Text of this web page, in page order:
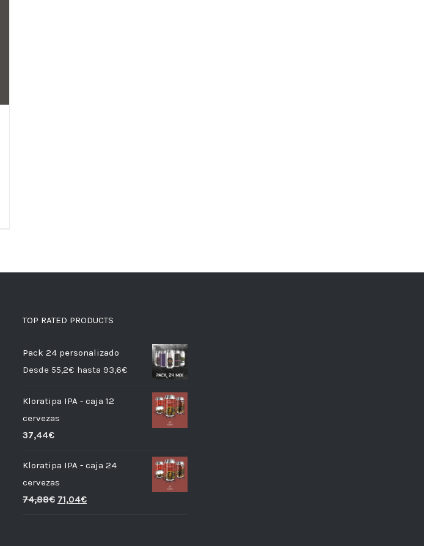
TOP RATED PRODUCTS
Pack 24 personalizado
Desde 55,2€ hasta 93,6€
Kloratipa IPA - caja 12
cervezas
37,44€
Kloratipa IPA - caja 24
cervezas
74,88€ 71,04€